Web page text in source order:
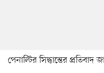
পেনাল্টির সিদ্ধান্তের